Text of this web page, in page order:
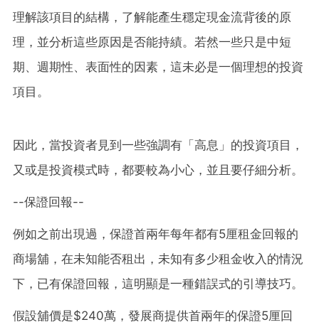
理解該項目的結構，了解能產生穩定現金流背後的原
理，並分析這些原因是否能持績。若然一些只是中短
期、週期性、表面性的因素，這未必是一個理想的投資
項目。
因此，當投資者見到一些強調有「高息」的投資項目，
又或是投資模式時，都要較為小心，並且要仔細分析。
--保證回報--
例如之前出現過，保證首兩年每年都有5厘租金回報的
商場舖，在未知能否租出，未知有多少租金收入的情況
下，已有保證回報，這明顯是一種錯誤式的引導技巧。
假設舖價是$240萬，發展商提供首兩年的保證5厘回